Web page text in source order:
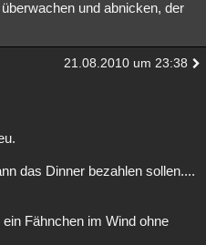
und abnicken, der
21.08.2010 um 23:38
das Dinner bezahlen sollen....
Fähnchen im Wind ohne